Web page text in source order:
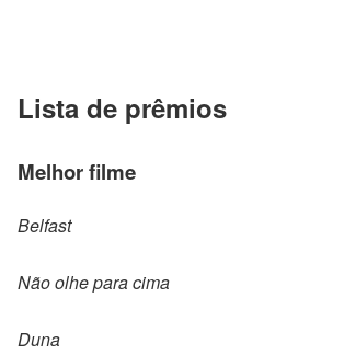
Lista de prêmios
Melhor filme
Belfast
Não olhe para cima
Duna